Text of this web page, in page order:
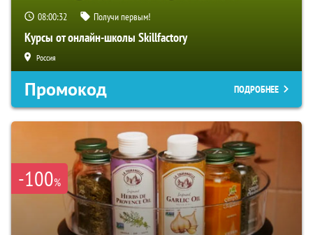
08:00:31 Получи первым!
Курсы от онлайн-школы Skillfactory
Россия
Промокод ПОДРОБНЕЕ
-100%